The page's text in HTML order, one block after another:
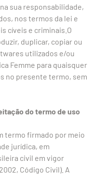
sua responsabilidade,
nos termos da lei e
cíveis e criminais.O
duplicar, copiar ou
utilizados e/ou
Femme para quaisquer
no presente termo, sem
do termo de uso
termo firmado por meio
jurídica, em
civil em vigor
Código Civil). A